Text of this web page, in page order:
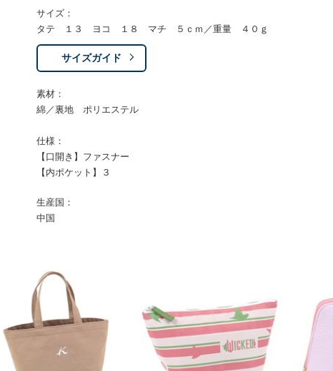
サイズ：
タテ １３ ヨコ １８ マチ ５ｃｍ／重量 ４０ｇ
サイズガイド
素材：
綿／裏地 ポリエステル
仕様：
【口開き】ファスナー
【内ポケット】３
生産国：
中国